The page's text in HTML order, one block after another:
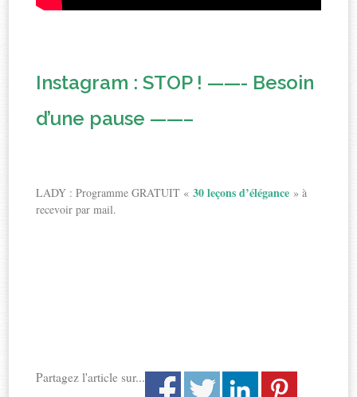
Instagram : STOP ! ——- Besoin
d’une pause ——–
LADY : Programme GRATUIT «30 leçons d’élégance » à
recevoir par mail.
Partagez l'article sur...